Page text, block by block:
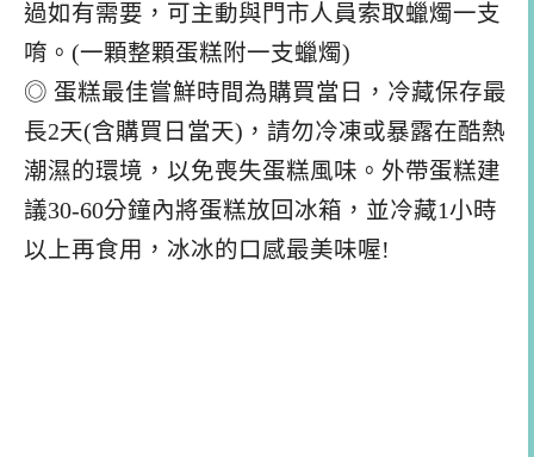
過如有需要，可主動與門市人員索取蠟燭一支
唷。(一顆整顆蛋糕附一支蠟燭)
◎ 蛋糕最佳嘗鮮時間為購買當日，冷藏保存最
長2天(含購買日當天)，請勿冷凍或暴露在酷熱
潮濕的環境，以免喪失蛋糕風味。外帶蛋糕建
議30-60分鐘內將蛋糕放回冰箱，並冷藏1小時
以上再食用，冰冰的口感最美味喔!